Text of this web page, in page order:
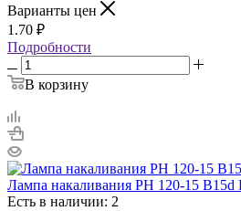
Варианты цен
1.70 ₽
Подробности
В корзину
Лампа накаливания РН 120-15
Есть в наличии: 2